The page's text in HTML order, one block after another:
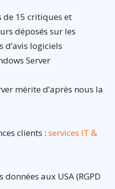
de 15 critiques et
déposés sur les
logiciels
Server
mérite d’après nous la
clients : services IT &
aux USA (RGPD